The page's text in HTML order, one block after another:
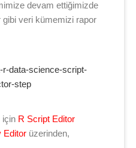
devam ettiğimizde
gibi veri kümemizi rapor
için R Script Editor
Editor üzerinden,